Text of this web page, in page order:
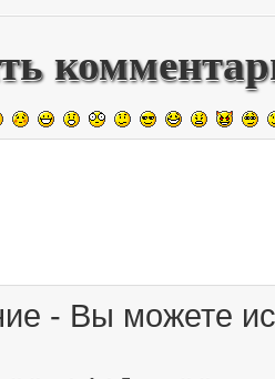
- Вы можете